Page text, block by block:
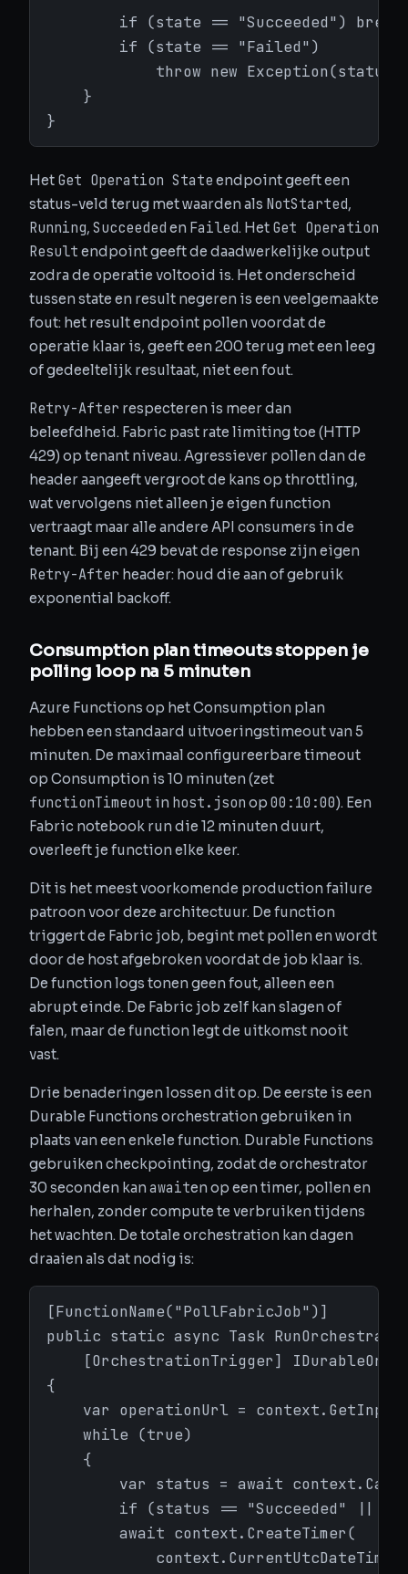
if (state == "Succeeded")
        if (state == "Failed")
throw new
    }
}
Het Get Operation State endpoint geeft een
status-veld terug met waarden als NotStarted,
Running, Succeeded en Failed. Het Get Operation
Result endpoint geeft de daadwerkelijke output
zodra de operatie voltooid is. Het onderscheid
tussen state en result negeren is een veelgemaakte
fout: het result endpoint pollen voordat de
operatie klaar is, geeft een 200 terug met een leeg
of gedeeltelijk resultaat, niet een fout.
Retry-After respecteren is meer dan
beleefdheid. Fabric past rate limiting toe (HTTP
429) op tenant niveau. Agressiever pollen dan de
header aangeeft vergroot de kans op throttling,
wat vervolgens niet alleen je eigen function
vertraagt maar alle andere API consumers in de
tenant. Bij een 429 bevat de response zijn eigen
Retry-After header: houd die aan of gebruik
exponential backoff.
Consumption plan timeouts stoppen je
polling loop na 5 minuten
Azure Functions op het Consumption plan
hebben een standaard uitvoeringstimeout van 5
minuten. De maximaal configureerbare timeout
op Consumption is 10 minuten (zet
functionTimeout in host.json op 00:10:00). Een
Fabric notebook run die 12 minuten duurt,
overleeft je function elke keer.
Dit is het meest voorkomende production failure
patroon voor deze architectuur. De function
triggert de Fabric job, begint met pollen en wordt
door de host afgebroken voordat de job klaar is.
De function logs tonen geen fout, alleen een
abrupt einde. De Fabric job zelf kan slagen of
falen, maar de function legt de uitkomst nooit
vast.
Drie benaderingen lossen dit op. De eerste is een
Durable Functions orchestration gebruiken in
plaats van een enkele function. Durable Functions
gebruiken checkpointing, zodat de orchestrator
30 seconden kan awaiten op een timer, pollen en
herhalen, zonder compute te verbruiken tijdens
het wachten. De totale orchestration kan dagen
draaien als dat nodig is:
[FunctionName("PollFabricJob")]
public static async Task
[OrchestrationTrigger]
{
var operationUrl =
    while (true)
    {
var status = await
if (status == "Succeeded" ||
        await context.CreateTimer(